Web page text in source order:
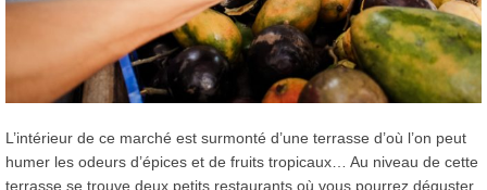
L’intérieur de ce marché est surmonté d’une terrasse d’où l’on peut
humer les odeurs d’épices et de fruits tropicaux… Au niveau de cette
terrasse se trouve deux petits restaurants où vous pourrez déguster